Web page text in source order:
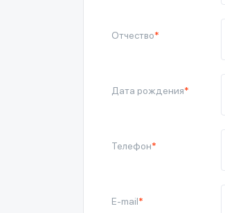
Отчество*
Дата рождения*
Телефон*
E-mail*